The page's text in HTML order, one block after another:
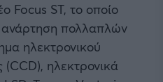
Focus ST, το οποίο
ανάρτηση πολλαπλών
ηλεκτρονικού
ηλεκτρονικά